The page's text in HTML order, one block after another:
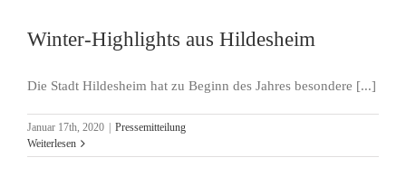
Winter-Highlights aus Hildesheim
Die Stadt Hildesheim hat zu Beginn des Jahres besondere [...]
Januar 17th, 2020
Pressemitteilung
Weiterlesen